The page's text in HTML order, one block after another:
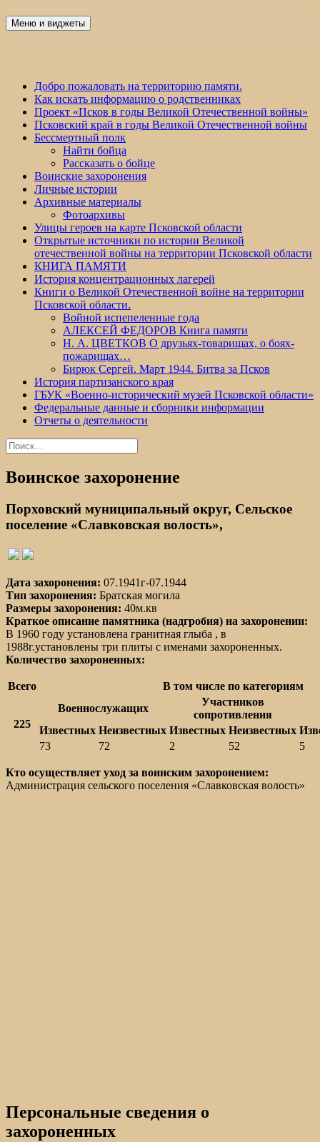
Победа 60
Меню и виджеты
Добро пожаловать на территорию памяти.
Как искать информацию о родственниках
Проект «Псков в годы Великой Отечественной войны»
Псковский край в годы Великой Отечественной войны
Бессмертный полк
Найти бойца
Рассказать о бойце
Воинские захоронения
Личные истории
Архивные материалы
Фотоархивы
Улицы героев на карте Псковской области
Открытые источники по истории Великой
отечественной войны на территории Псковской области
КНИГА ПАМЯТИ
История концентрационных лагерей
Книги о Великой Отечественной войне на территории
Псковской области.
Войной испепеленные года
АЛЕКСЕЙ ФЕДОРОВ Книга памяти
Н. А. ЦВЕТКОВ О друзьях-товарищах, о боях-
пожарищах…
Бирюк Сергей. Март 1944. Битва за Псков
История партизанского края
ГБУК «Военно-исторический музей Псковской области»
Федеральные данные и сборники информации
Отчеты о деятельности
Найти:
Воинское захоронение
Порховский муниципальный округ, Сельское
поселение «Славковская волость»,
Дата захоронения: 07.1941г-07.1944
Тип захоронения: Братская могила
Размеры захоронения: 40м.кв
Краткое описание памятника (надгробия) на захоронении:
В 1960 году установлена гранитная глыба , в
1988г.установлены три плиты с именами захороненных.
Количество захороненных:
Всего В том числе по категориям
225
Военнослужащих
Участников
сопротивления
Известных Неизвестных Известных Неизвестных
73
72 2 52 5
Кто осуществляет уход за воинским захоронением:
Администрация сельского поселения «Славковская волость»
Персональные сведения о
захороненных